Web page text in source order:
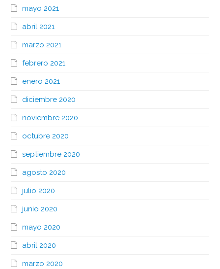
mayo 2021
abril 2021
marzo 2021
febrero 2021
enero 2021
diciembre 2020
noviembre 2020
octubre 2020
septiembre 2020
agosto 2020
julio 2020
junio 2020
mayo 2020
abril 2020
marzo 2020